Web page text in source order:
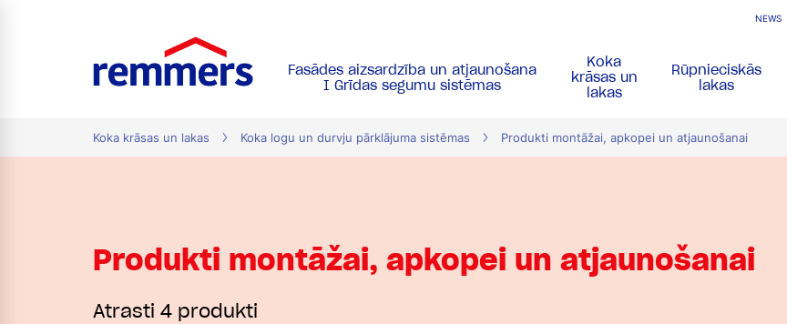
NEWS
Fasādes aizsardzība un atjaunošana
I Grīdas segumu sistēmas
Koka
krāsas un
lakas
Rūpnieciskās
lakas
Koka krāsas un lakas Koka logu un durvju pārklājuma sistēmas Produkti montāžai, apkopei un atjaunošanai
Produkti montāžai, apkopei un atjaunošanai
Atrasti 4 produkti